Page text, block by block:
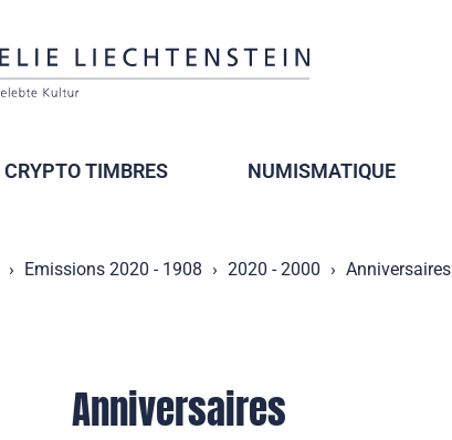
CRYPTO TIMBRES NUMISMATIQUE
Emissions 2020 - 1908 2020 - 2000 Anniversaires
Anniversaires